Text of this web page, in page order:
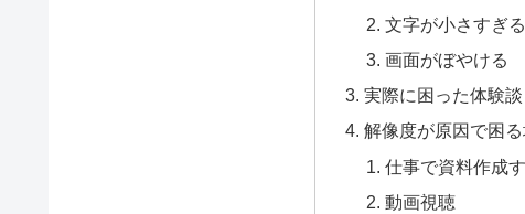
文字が小さすぎる
画面がぼやける
実際に困った体験談
解像度が原因で困
仕事で資料作成
動画視聴